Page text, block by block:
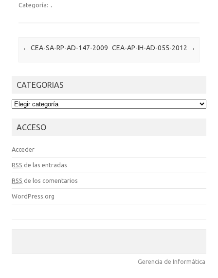
Categoría:
Post navigation
← CEA-SA-RP-AD-147-2009 CEA-AP-IH-AD-055-2012 →
CATEGORIAS
CATEGORIAS
ACCESO
Acceder
RSS de las entradas
RSS de los comentarios
WordPress.org
Gerencia de Informática